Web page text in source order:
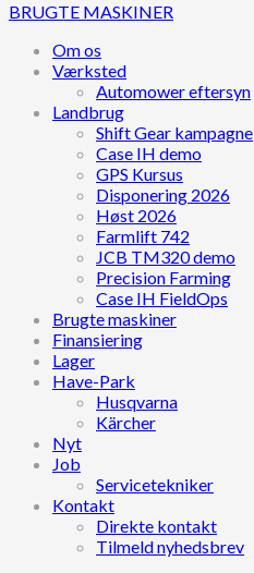
BRUGTE MASKINER
Om os
Værksted
Automower eftersyn
Landbrug
Shift Gear kampagne
Case IH demo
GPS Kursus
Disponering 2026
Høst 2026
Farmlift 742
JCB TM320 demo
Precision Farming
Case IH FieldOps
Brugte maskiner
Finansiering
Lager
Have-Park
Husqvarna
Kärcher
Nyt
Job
Servicetekniker
Kontakt
Direkte kontakt
Tilmeld nyhedsbrev